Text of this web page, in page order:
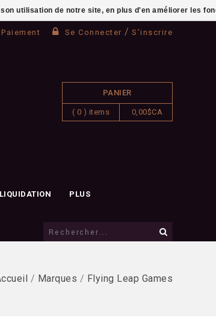
Paiement Se Connecter / S'inscrire
PANIER
( 0 ) items 0,00$CA
LIQUIDATION PLUS
/ Marques / Flying Leap Games
utilisation de notre site, en plus d'en améliorer les